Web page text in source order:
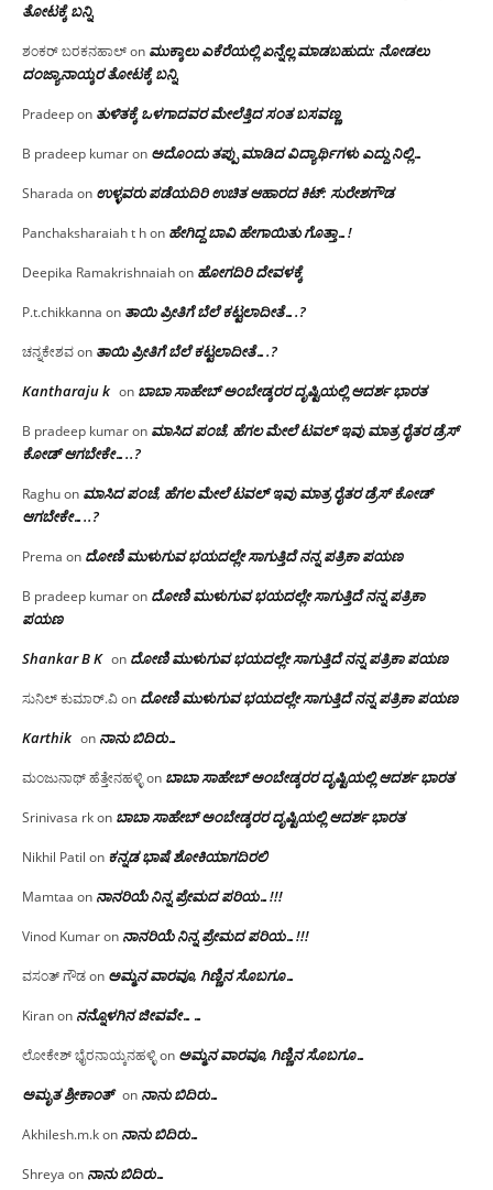
ತೋಟಕ್ಕೆ ಬನ್ನಿ
ಶಂಕರ್ ಬರಕನಹಾಲ್on ಮುಕ್ಕಾಲು ಎಕೆರೆಯಲ್ಲಿ ಏನ್ನೆಲ್ಲ‌ ಮಾಡಬಹುದು: ನೋಡಲು
ದಂಜ್ಯಾನಾಯ್ಕರ ತೋಟಕ್ಕೆ ಬನ್ನಿ
Pradeepon ತುಳಿತಕ್ಕೆ ಒಳಗಾದವರ ಮೇಲೆತ್ತಿದ ಸಂತ ಬಸವಣ್ಣ
B pradeep kumaron ಅದೊಂದು ತಪ್ಪು ಮಾಡಿದ ವಿದ್ಯಾರ್ಥಿಗಳು ಎದ್ದು ನಿಲ್ಲಿ…
Sharada on ಉಳ್ಳವರು ಪಡೆಯದಿರಿ ಉಚಿತ ಆಹಾರದ ಕಿಟ್: ಸುರೇಶಗೌಡ
Panchaksharaiah t hon ಹೇಗಿದ್ದ ಬಾವಿ ಹೇಗಾಯಿತು ಗೊತ್ತಾ…!
Deepika Ramakrishnaiahon ಹೋಗದಿರಿ ದೇವಳಕ್ಕೆ
P.t.chikkanna on ತಾಯಿ ಪ್ರೀತಿಗೆ ಬೆಲೆ ಕಟ್ಟಲಾದೀತೆ….?
ಚನ್ನಕೇಶವon ತಾಯಿ ಪ್ರೀತಿಗೆ ಬೆಲೆ ಕಟ್ಟಲಾದೀತೆ….?
Kantharaju k on ಬಾಬಾ ಸಾಹೇಬ್ ಅಂಬೇಡ್ಕರರ ದೃಷ್ಟಿಯಲ್ಲಿ ಆದರ್ಶ ಭಾರತ
B pradeep kumaron ಮಾಸಿದ ಪಂಚೆ, ಹೆಗಲ ಮೇಲೆ ಟವಲ್‌ ಇವು ಮಾತ್ರ ರೈತರ ಡ್ರೆಸ್‌
ಕೋಡ್ ಆಗಬೇಕೇ…..?‌
Raghuon ಮಾಸಿದ ಪಂಚೆ, ಹೆಗಲ ಮೇಲೆ ಟವಲ್‌ ಇವು ಮಾತ್ರ ರೈತರ ಡ್ರೆಸ್‌ ಕೋಡ್
ಆಗಬೇಕೇ…..?‌
Prema on ದೋಣಿ ಮುಳುಗುವ ಭಯದಲ್ಲೇ ಸಾಗುತ್ತಿದೆ ನನ್ನ ಪತ್ರಿಕಾ ಪಯಣ
B pradeep kumaron ದೋಣಿ ಮುಳುಗುವ ಭಯದಲ್ಲೇ ಸಾಗುತ್ತಿದೆ ನನ್ನ ಪತ್ರಿಕಾ
ಪಯಣ
Shankar B K on ದೋಣಿ ಮುಳುಗುವ ಭಯದಲ್ಲೇ ಸಾಗುತ್ತಿದೆ ನನ್ನ ಪತ್ರಿಕಾ ಪಯಣ
ಸುನಿಲ್ ಕುಮಾರ್.ವಿon ದೋಣಿ ಮುಳುಗುವ ಭಯದಲ್ಲೇ ಸಾಗುತ್ತಿದೆ ನನ್ನ ಪತ್ರಿಕಾ ಪಯಣ
Karthik on ನಾನು ಬಿದಿರು…
ಮಂಜುನಾಥ್ ಹೆತ್ತೇನಹಳ್ಳಿon ಬಾಬಾ ಸಾಹೇಬ್ ಅಂಬೇಡ್ಕರರ ದೃಷ್ಟಿಯಲ್ಲಿ ಆದರ್ಶ ಭಾರತ
Srinivasa rkon ಬಾಬಾ ಸಾಹೇಬ್ ಅಂಬೇಡ್ಕರರ ದೃಷ್ಟಿಯಲ್ಲಿ ಆದರ್ಶ ಭಾರತ
Nikhil Patil on ಕನ್ನಡ ಭಾಷೆ ಶೋಕಿಯಾಗದಿರಲಿ
Mamtaa on ನಾನರಿಯೆ ನಿನ್ನ ಪ್ರೇಮದ ಪರಿಯ…!!!
Vinod Kumaron ನಾನರಿಯೆ ನಿನ್ನ ಪ್ರೇಮದ ಪರಿಯ…!!!
ವಸಂತ್ ಗೌಡon ಅಮ್ಮನ ವಾರವೂ, ಗಿಣ್ಣಿನ ಸೊಬಗೂ…
Kiranon ನನ್ನೊಳಗಿನ ಜೀವವೇ……
ಲೋಕೇಶ್ ಭೈರನಾಯ್ಕನಹಳ್ಳಿon ಅಮ್ಮನ ವಾರವೂ, ಗಿಣ್ಣಿನ ಸೊಬಗೂ…
ಅಮೃತ ಶ್ರೀಕಾಂತ್ on ನಾನು ಬಿದಿರು…
Akhilesh.m.kon ನಾನು ಬಿದಿರು…
Shreya on ನಾನು ಬಿದಿರು…